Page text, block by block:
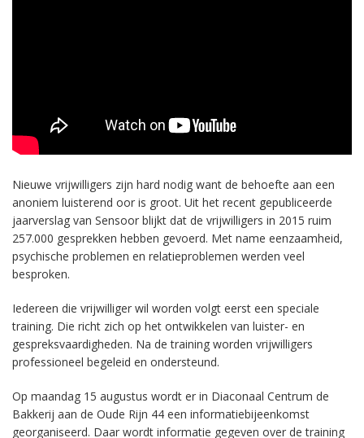
Nieuwe vrijwilligers zijn hard nodig want de behoefte aan een
anoniem luisterend oor is groot. Uit het recent gepubliceerde
jaarverslag van Sensoor blijkt dat de vrijwilligers in 2015 ruim
257.000 gesprekken hebben gevoerd. Met name eenzaamheid,
psychische problemen en relatieproblemen werden veel
besproken.
Iedereen die vrijwilliger wil worden volgt eerst een speciale
training. Die richt zich op het ontwikkelen van luister- en
gespreksvaardigheden. Na de training worden vrijwilligers
professioneel begeleid en ondersteund.
Op maandag 15 augustus wordt er in Diaconaal Centrum de
Bakkerij aan de Oude Rijn 44 een informatiebijeenkomst
georganiseerd. Daar wordt informatie gegeven over de training